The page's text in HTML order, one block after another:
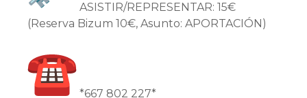
ASISTIR/REPRESENTAR: 15€
(Reserva Bizum 10€, Asunto: APORTACIÓN)
*667 802 227*